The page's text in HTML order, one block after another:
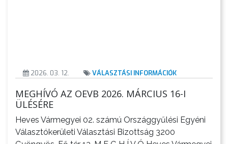
2026. 03. 12. VÁLASZTÁSI INFORMÁCIÓK
MEGHÍVÓ AZ OEVB 2026. MÁRCIUS 16-I
ÜLÉSÉRE
Heves Vármegyei 02. számú Országgyűlési Egyéni
Választókerületi Választási Bizottság 3200